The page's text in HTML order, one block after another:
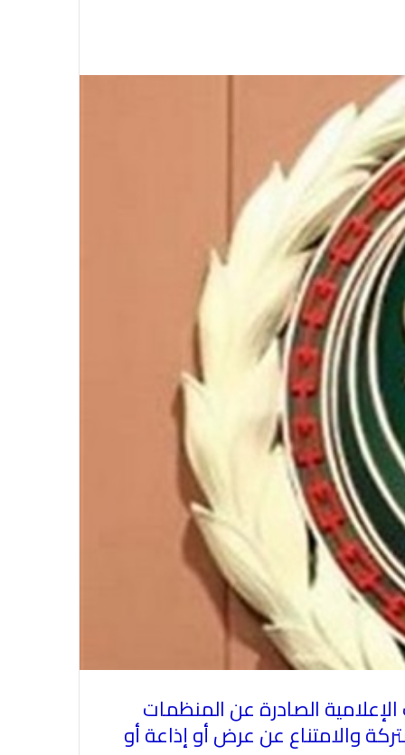
الإعلامية الصادرة عن المنظمات
والامتناع عن عرض أو إذاعة أو